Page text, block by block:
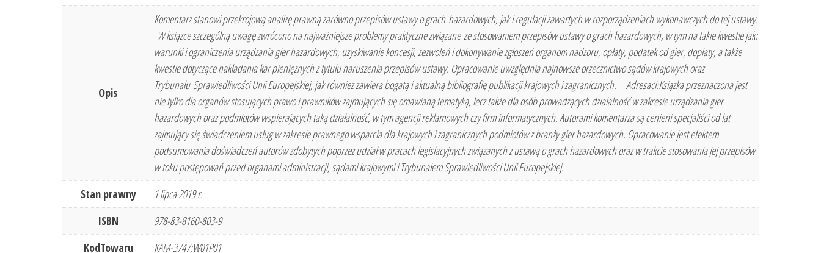
Opis
Komentarz stanowi przekrojową analizę prawną zarówno przepisów ustawy o grach hazardowych, jak i regulacji zawartych w rozporządzeniach wykonawczych do tej ustawy.
W książce szczególną uwagę zwrócono na najważniejsze problemy praktyczne związane ze stosowaniem przepisów ustawy o grach hazardowych, w tym na takie kwestie jak:
warunki i ograniczenia urządzania gier hazardowych, uzyskiwanie koncesji, zezwoleń i dokonywanie zgłoszeń organom nadzoru, opłaty, podatek od gier, dopłaty, a także
kwestie dotyczące nakładania kar pieniężnych z tytułu naruszenia przepisów ustawy. Opracowanie uwzględnia najnowsze orzecznictwo sądów krajowych oraz
Trybunału Sprawiedliwości Unii Europejskiej, jak również zawiera bogatą i aktualną bibliografię publikacji krajowych i zagranicznych. Adresaci:Książka przeznaczona jest
nie tylko dla organów stosujących prawo i prawników zajmujących się omawianą tematyką, lecz także dla osób prowadzących działalność w zakresie urządzania gier
hazardowych oraz podmiotów wspierających taką działalność, w tym agencji reklamowych czy firm informatycznych. Autorami komentarza są cenieni specjaliści od lat
zajmujący się świadczeniem usług w zakresie prawnego wsparcia dla krajowych i zagranicznych podmiotów z branży gier hazardowych. Opracowanie jest efektem
podsumowania doświadczeń autorów zdobytych poprzez udział w pracach legislacyjnych związanych z ustawą o grach hazardowych oraz w trakcie stosowania jej przepisów
w toku postępowań przed organami administracji, sądami krajowymi i Trybunałem Sprawiedliwości Unii Europejskiej.
Stan prawny
1 lipca 2019 r.
ISBN
978-83-8160-803-9
KodTowaru
KAM-3747:W01P01